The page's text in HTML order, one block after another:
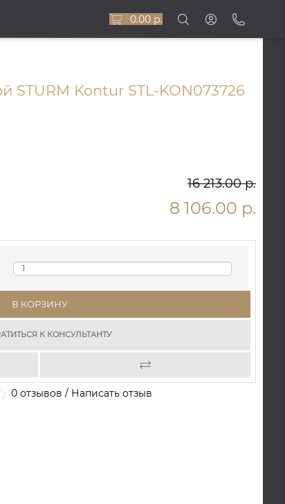
0.00 р.
STURM Kontur STL-KON073726
16 213.00 р.
8 106.00 р.
В КОРЗИНУ
К КОНСУЛЬТАНТУ
0 отзывов / Написать отзыв